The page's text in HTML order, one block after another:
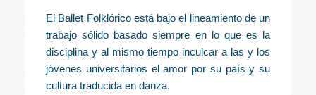
El Ballet Folklórico está bajo el lineamiento de un
trabajo sólido basado siempre en lo que es la
disciplina y al mismo tiempo inculcar a las y los
jóvenes universitarios el amor por su país y su
cultura traducida en danza.